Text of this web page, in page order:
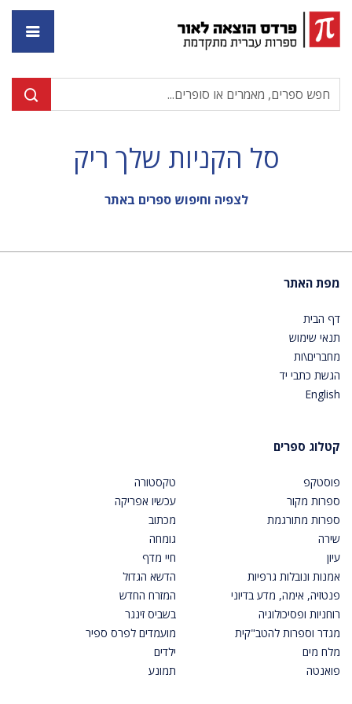
סל הקניות שלך ריק
לצפיה וחיפוש ספרים באתר
מפת האתר
דף הבית
תנאי שימוש
מחברים\ות
הגשת כתבי יד
English
קטלוג ספרים
פוסטקפ
ספרות מקור
ספרות מתורגמת
שירה
עיון
אמנות ונובלות גרפיות
פנטזיה, אימה, מדע בדיוני
רוחניות ופסיכולוגיה
מגדר וספרות להטב"קית
מלח מים
פואנטה
טקסטורה
עכשיו אפריקה
מכתוב
גומחה
חיי מדף
הדשא הגדול
המזרח החדש
בשביס זינגר
מועמדים לפרס ספיר
ילדים
תמונע